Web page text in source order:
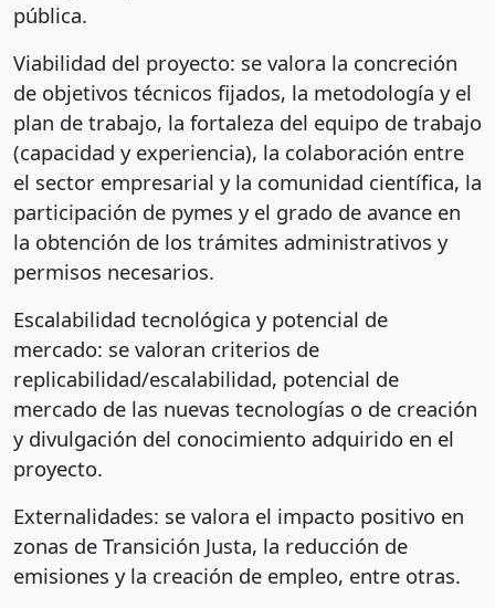
pública.
Viabilidad del proyecto: se valora la concreción
de objetivos técnicos fijados, la metodología y el
plan de trabajo, la fortaleza del equipo de trabajo
(capacidad y experiencia), la colaboración entre
el sector empresarial y la comunidad científica, la
participación de pymes y el grado de avance en
la obtención de los trámites administrativos y
permisos necesarios.
Escalabilidad tecnológica y potencial de
mercado: se valoran criterios de
replicabilidad/escalabilidad, potencial de
mercado de las nuevas tecnologías o de creación
y divulgación del conocimiento adquirido en el
proyecto.
Externalidades: se valora el impacto positivo en
zonas de Transición Justa, la reducción de
emisiones y la creación de empleo, entre otras.